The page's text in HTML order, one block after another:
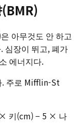
아무것도 안 하고
심장이 뛰고, 폐가
에너지다.
. 주로 Mifflin-St
키(cm) − 5 × 나